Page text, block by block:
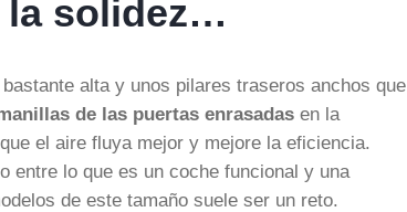
la solidez…
alta y unos pilares traseros anchos que
de las puertas enrasadas en la
el aire fluya mejor y mejore la eficiencia.
entre lo que es un coche funcional y una
de este tamaño suele ser un reto.